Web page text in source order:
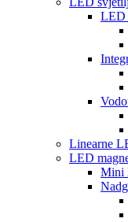
LED
Linearne
LED
Mini